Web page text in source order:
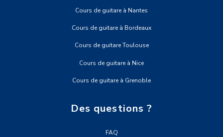
Cours de guitare à Nantes
Cours de guitare à Bordeaux
Cours de guitare Toulouse
Cours de guitare à Nice
Cours de guitare à Grenoble
Des questions ?
FAQ